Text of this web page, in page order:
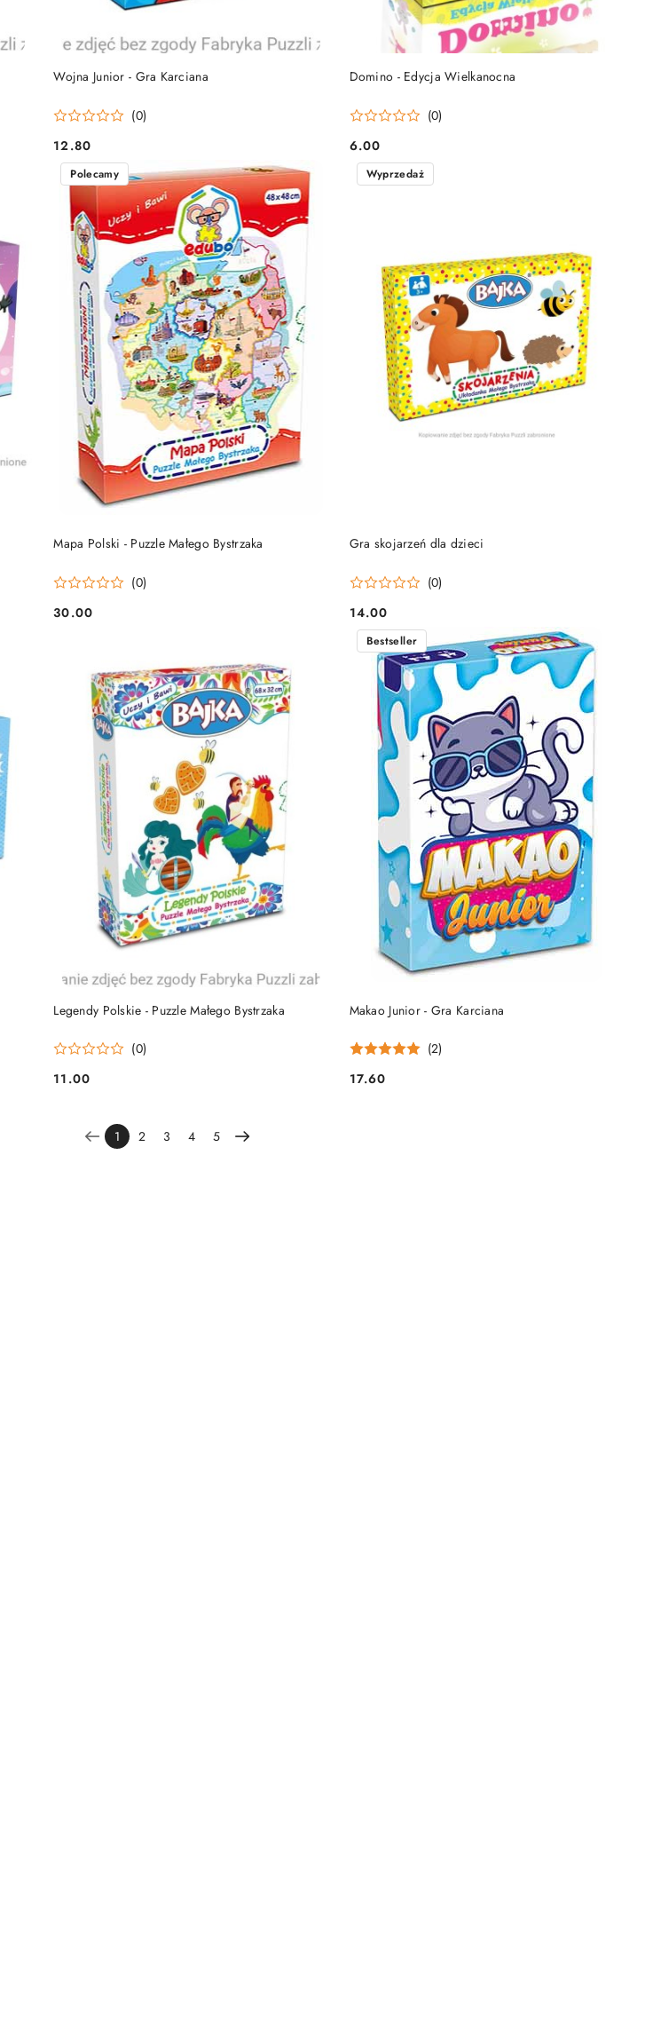
Wojna Junior - Gra Karciana
(0)
Cena:
12.80
DO KOSZYKA Domino - Edycja Wielkanocna
(0)
Cena:
6.00
DO KOSZYKA
Mapa Polski - Puzzle Małego Bystrzaka
(0)
Cena:
30.00
Polecamy
PRODUKT NIEDOSTĘPNY Gra skojarzeń dla dzieci
(0)
Cena:
14.00
Wyprzedaż
PRODUKT NIEDOSTĘPNY
Legendy Polskie - Puzzle Małego Bystrzaka
(0)
Cena:
11.00
PRODUKT NIEDOSTĘPNY Makao Junior - Gra Karciana
(2)
Cena:
17.60
Bestseller
1 2 3 4 5